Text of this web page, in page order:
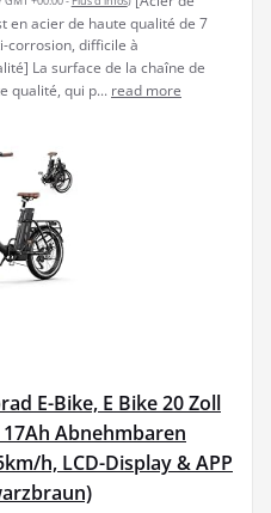
en acier de haute qualité de 7
corrosion, difficile à
La surface de la chaîne de
qualité, qui p... read more
E-Bike, E Bike 20 Zoll
Abnehmbaren
h, LCD-Display & APP